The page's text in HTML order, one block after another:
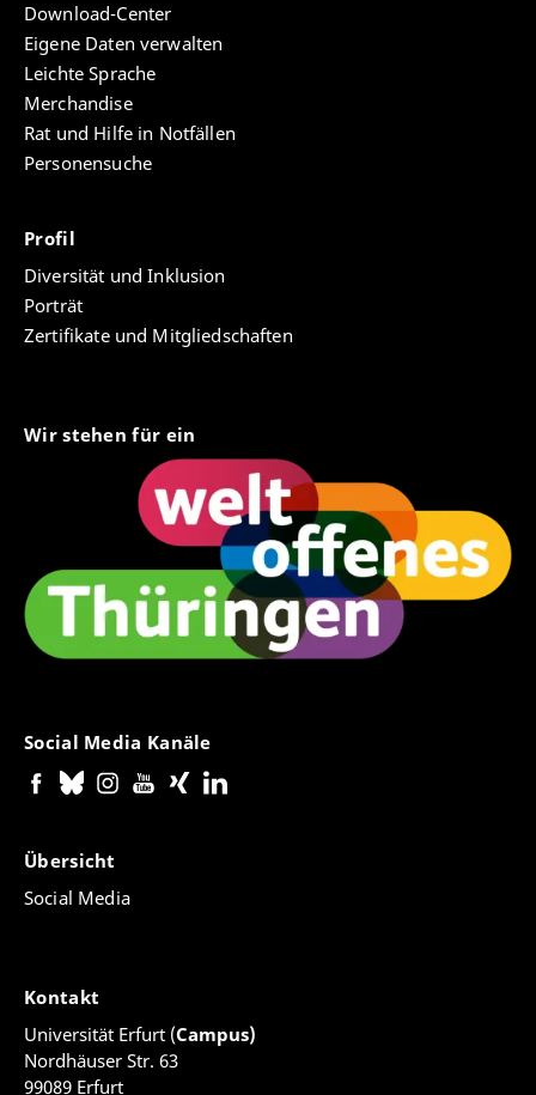
Download-Center
Eigene Daten verwalten
Leichte Sprache
Merchandise
Rat und Hilfe in Notfällen
Personensuche
Profil
Diversität und Inklusion
Porträt
Zertifikate und Mitgliedschaften
Wir stehen für ein
Social Media Kanäle
Übersicht
Social Media
Kontakt
Universität Erfurt (Campus)
Nordhäuser Str. 63
99089 Erfurt